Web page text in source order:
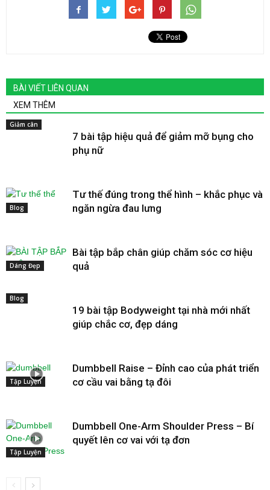
BÀI VIẾT LIÊN QUAN
XEM THÊM
Giảm cân
7 bài tập hiệu quả để giảm mỡ bụng cho
phụ nữ
Blog
Tư thế đúng trong thể hình – khắc phục và
ngăn ngừa đau lưng
Dáng Đẹp
Bài tập bắp chân giúp chăm sóc cơ hiệu
quả
Blog
19 bài tập Bodyweight tại nhà mới nhất
giúp chắc cơ, đẹp dáng
Tập Luyện
Dumbbell Raise – Đỉnh cao của phát triển
cơ cầu vai bằng tạ đôi
Tập Luyện
Dumbbell One-Arm Shoulder Press – Bí
quyết lên cơ vai với tạ đơn